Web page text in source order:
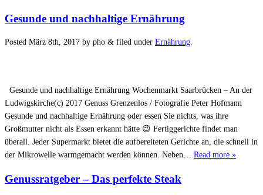
Gesunde und nachhaltige Ernährung
Posted März 8th, 2017 by pho & filed under Ernährung.
Gesunde und nachhaltige Ernährung Wochenmarkt Saarbrücken – An der
Ludwigskirche(c) 2017 Genuss Grenzenlos / Fotografie Peter Hofmann
Gesunde und nachhaltige Ernährung oder essen Sie nichts, was ihre
Großmutter nicht als Essen erkannt hätte 😉 Fertiggerichte findet man
überall. Jeder Supermarkt bietet die aufbereiteten Gerichte an, die schnell in
der Mikrowelle warmgemacht werden können. Neben… Read more »
Genussratgeber – Das perfekte Steak